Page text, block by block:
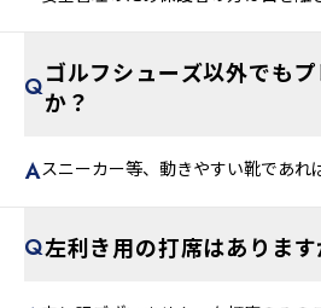
ゴルフシューズ以外でもプ
か？
スニーカー等、動きやすい靴であれ
左利き用の打席はあります